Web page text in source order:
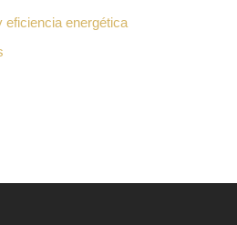
eficiencia energética